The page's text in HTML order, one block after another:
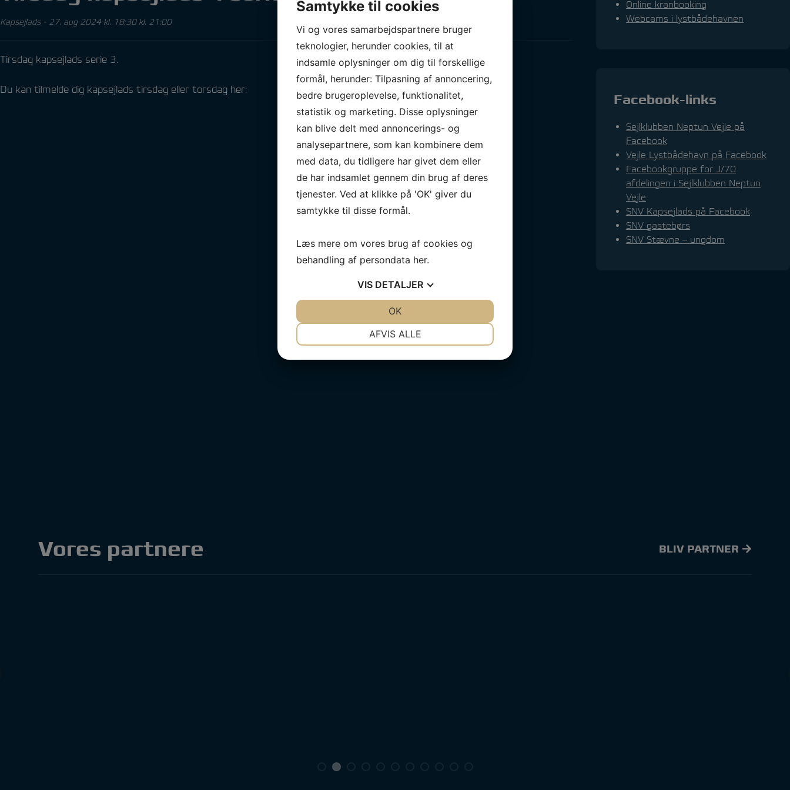
Kapsejlads- 27. aug 2024 kl. 18:30 kl. 21:00
Tirsdag kapsejlads serie 3.
Du kan tilmelde dig kapsejlads tirsdag eller torsdag her:
Online kranbooking
Webcams i lystbådehavnen
Facebook-links
Sejlklubben Neptun Vejle på
Facebook
Vejle Lystbådehavn på Facebook
Facebookgruppe for J/70
afdelingen i Sejlklubben Neptun
Vejle
SNV Kapsejlads på Facebook
SNV gastebørs
SNV Stævne – ungdom
Vores partnere BLIV PARTNER
Samtykke til cookies
Vi og vores samarbejdspartnere bruger
teknologier, herunder cookies, til at
indsamle oplysninger om dig til forskellige
formål, herunder: Tilpasning af annoncering,
bedre brugeroplevelse, funktionalitet,
statistik og marketing. Disse oplysninger
kan blive delt med annoncerings- og
analysepartnere, som kan kombinere dem
med data, du tidligere har givet dem eller
de har indsamlet gennem din brug af deres
tjenester. Ved at klikke på 'OK' giver du
samtykke til disse formål.
Læs mere om vores brug af cookies og
behandling af persondata her.
VIS DETALJER
AFVIS ALLE
OK